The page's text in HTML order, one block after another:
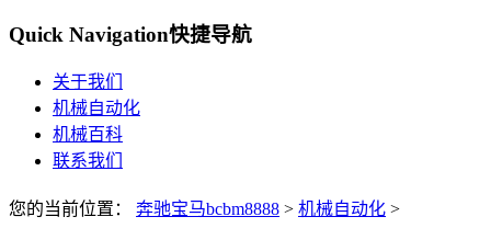
Quick Navigation快捷导航
关于我们
机械自动化
机械百科
联系我们
您的当前位置： 奔驰宝马bcbm8888 > 机械自动化 >